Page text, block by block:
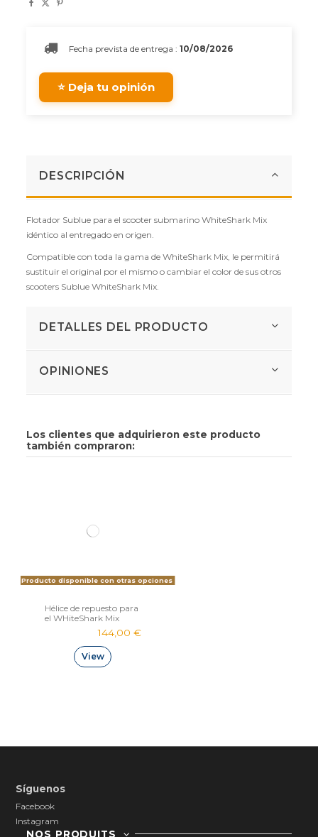
Fecha prevista de entrega :10/08/2026
⭐ Deja tu opinión
DESCRIPCIÓN
Flotador Sublue para el scooter submarino WhiteShark Mix
idéntico al entregado en origen.
Compatible con toda la gama de WhiteShark Mix, le permitirá
sustituir el original por el mismo o cambiar el color de sus otros
scooters Sublue WhiteShark Mix.
DETALLES DEL PRODUCTO
OPINIONES
Los clientes que adquirieron este producto
también compraron:
Producto disponible con otras opciones
Hélice de repuesto para
el WHiteShark Mix
144,00 €
View
Síguenos
Facebook
Instagram
NOS PRODUITS